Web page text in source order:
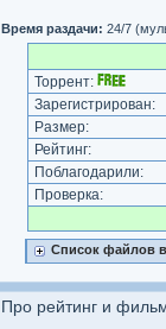
Время раздачи: 24/7
Торрент:
Зарегистрирован:
Размер:
Рейтинг:
Поблагодарили:
Проверка:
Список файлов в
Про рейтинг и